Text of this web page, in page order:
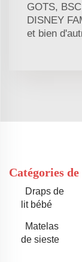
GOTS,
DISNEY
et bien
Catégories
Draps de
lit bébé
Matelas
de sieste